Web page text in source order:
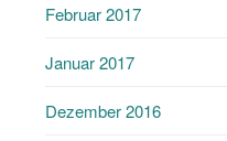
Februar 2017
Januar 2017
Dezember 2016